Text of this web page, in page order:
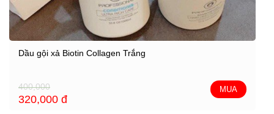
Dầu gội xả Biotin Collagen Trắng
400,000
320,000 đ
MUA